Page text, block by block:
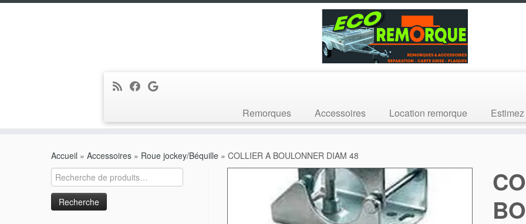
Remorques Accessoires Location remorque
Accueil » Accessoires » Roue jockey/Béquille » COLLIER A BOULONNER DIAM 48
Recherche
pour :